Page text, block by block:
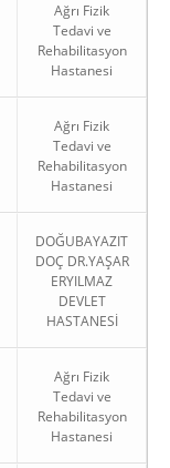
Ağrı Fizik
Tedavi ve
Rehabilitasyon
Hastanesi
Ağrı Fizik
Tedavi ve
Rehabilitasyon
Hastanesi
DOĞUBAYAZIT
DOÇ DR.YAŞAR
ERYILMAZ
DEVLET
HASTANESİ
Ağrı Fizik
Tedavi ve
Rehabilitasyon
Hastanesi